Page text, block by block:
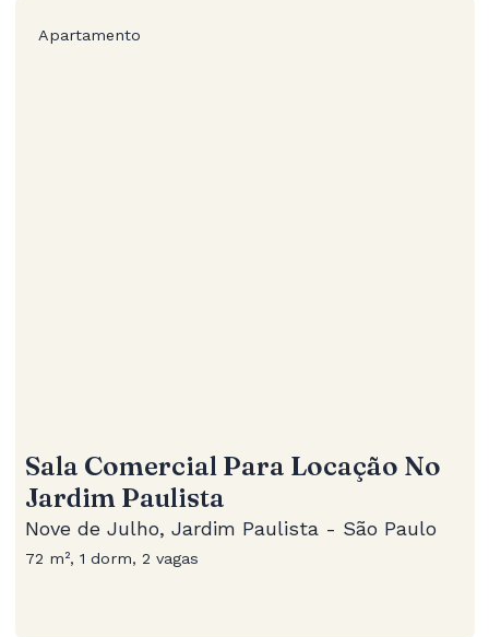
Apartamento
Sala Comercial Para Locação No
Jardim Paulista
Nove de Julho, Jardim Paulista - São Paulo
72 m², 1 dorm, 2 vagas